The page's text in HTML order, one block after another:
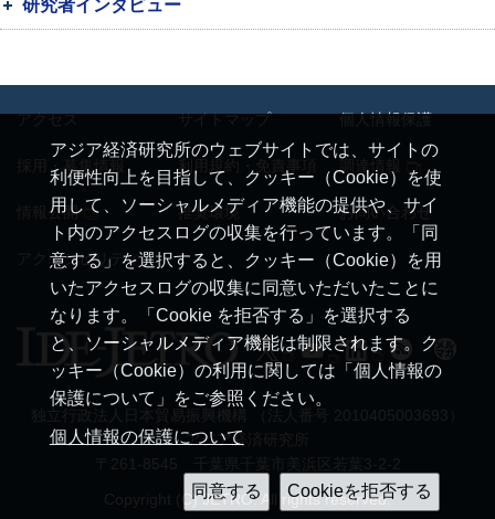
研究者インタビュー
アジア経済研究所のウェブサイトでは、サイトの
利便性向上を目指して、クッキー（Cookie）を使
用して、ソーシャルメディア機能の提供や、サイ
ト内のアクセスログの収集を行っています。「同
意する」を選択すると、クッキー（Cookie）を用
いたアクセスログの収集に同意いただいたことに
なります。「Cookie を拒否する」を選択する
と、ソーシャルメディア機能は制限されます。ク
ッキー（Cookie）の利用に関しては「個人情報の
保護について」をご参照ください。
個人情報の保護について
アクセス サイトマップ 個人情報保護
採用・募集情報 利用規約・免責事項
情報公開 推奨環境 お問い合わせ
アクセシビリティ
アジア経済研究所
Copyright (C) JETRO. All rights reserved.